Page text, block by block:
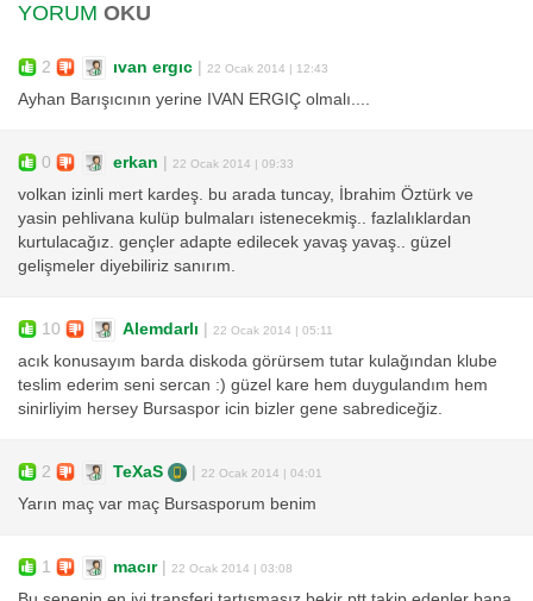
YORUM OKU
2 ıvan ergıc | 22 Ocak 2014 | 12:43
Ayhan Barışıcının yerine IVAN ERGIÇ olmalı....
0 erkan | 22 Ocak 2014 | 09:33
volkan izinli mert kardeş. bu arada tuncay, İbrahim Öztürk ve
yasin pehlivana kulüp bulmaları istenecekmiş.. fazlalıklardan
kurtulacağız. gençler adapte edilecek yavaş yavaş.. güzel
gelişmeler diyebiliriz sanırım.
10 Alemdarlı | 22 Ocak 2014 | 05:11
acık konusayım barda diskoda görürsem tutar kulağından klube
teslim ederim seni sercan :) güzel kare hem duygulandım hem
sinirliyim hersey Bursaspor icin bizler gene sabrediceğiz.
2 TeXaS | 22 Ocak 2014 | 04:01
Yarın maç var maç Bursasporum benim
1 macır| 22 Ocak 2014 | 03:08